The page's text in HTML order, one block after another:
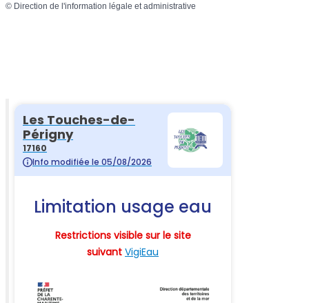
© Direction de l'information légale et administrative